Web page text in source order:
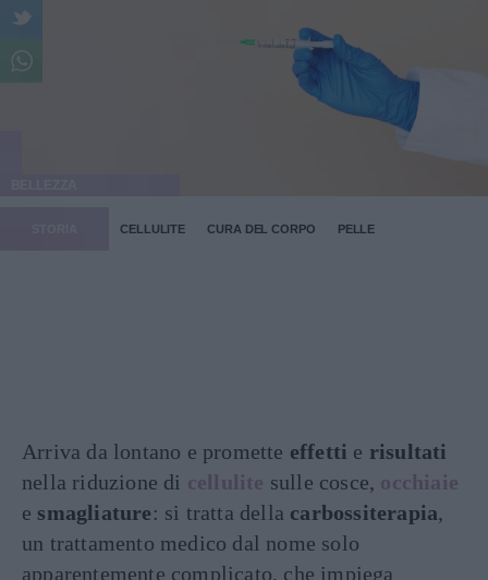
CELLULITE CURA DEL CORPO PELLE
Arriva da lontano e promette effetti e risultati
nella riduzione di cellulite sulle cosce, occhiaie
e smagliature: si tratta della carbossiterapia,
un trattamento medico dal nome solo
apparentemente complicato, che impiega